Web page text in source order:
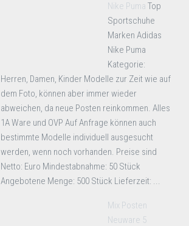
Nike Puma Top
Sportschuhe
Marken Adidas
Nike Puma
Kategorie:
Herren, Damen, Kinder Modelle zur Zeit wie auf
dem Foto, können aber immer wieder
abweichen, da neue Posten reinkommen. Alles
1A Ware und OVP Auf Anfrage können auch
bestimmte Modelle individuell ausgesucht
werden, wenn noch vorhanden. Preise sind
Netto: Euro Mindestabnahme: 50 Stück
Angebotene Menge: 500 Stück Lieferzeit: ...
Mix Posten
Neuware 5